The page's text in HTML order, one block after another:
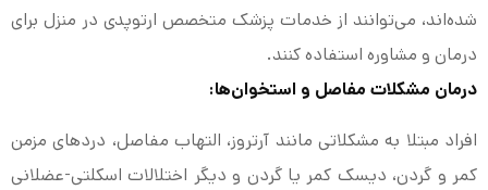
شده‌اند، می‌توانند از خدمات پزشک متخصص ارتوپدی در منزل برای
درمان و مشاوره استفاده کنند.
درمان مشکلات مفاصل و استخوان‌ها:
افراد مبتلا به مشکلاتی مانند آرتروز، التهاب مفاصل، دردهای مزمن
کمر و گردن، دیسک کمر یا گردن و دیگر اختلالات اسکلتی-عضلانی